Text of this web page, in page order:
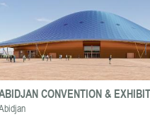
CONVENTION &